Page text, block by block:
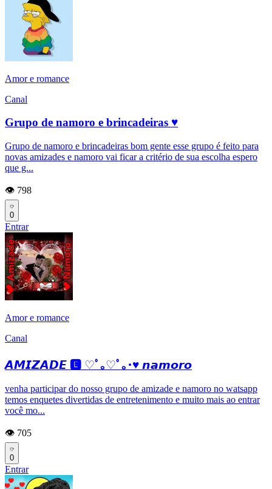
Amor e romance
Canal
Grupo de namoro e brincadeiras ♥️
Grupo de namoro e brincadeiras bom gente esse grupo é feito para
novas amizades e namoro vai ficar a critério de sua escolha espero
que g...
👁️ 798
0
Entrar
Amor e romance
Canal
𝘼𝙈𝙄𝙕𝘼𝘿𝙀 🅴 ♡ﾟ｡♡ﾟ｡･♥ 𝙣𝙖𝙢𝙤𝙧𝙤
venha participar do nosso grupo de amizade e namoro no watsapp
temos enquetes divertidas de entretenimento e muito mais ao entrar
você mo...
👁️ 705
0
Entrar